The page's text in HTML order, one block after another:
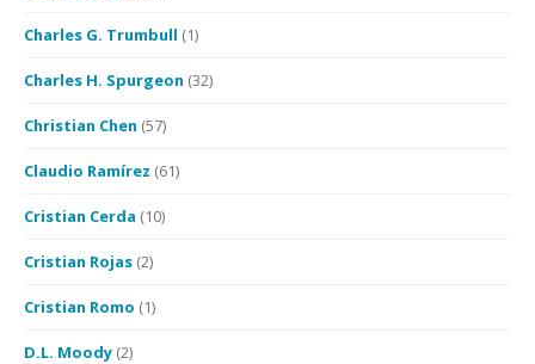
Charles G. Trumbull (1)
Charles H. Spurgeon (32)
Christian Chen (57)
Claudio Ramírez (61)
Cristian Cerda (10)
Cristian Rojas (2)
Cristian Romo (1)
D.L. Moody (2)